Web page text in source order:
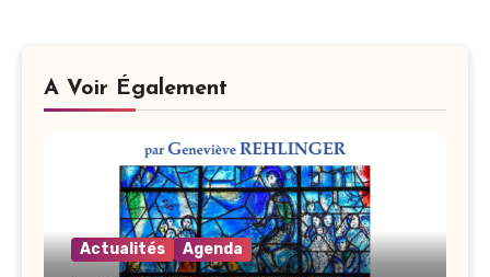
A Voir Également
Actualités Agenda